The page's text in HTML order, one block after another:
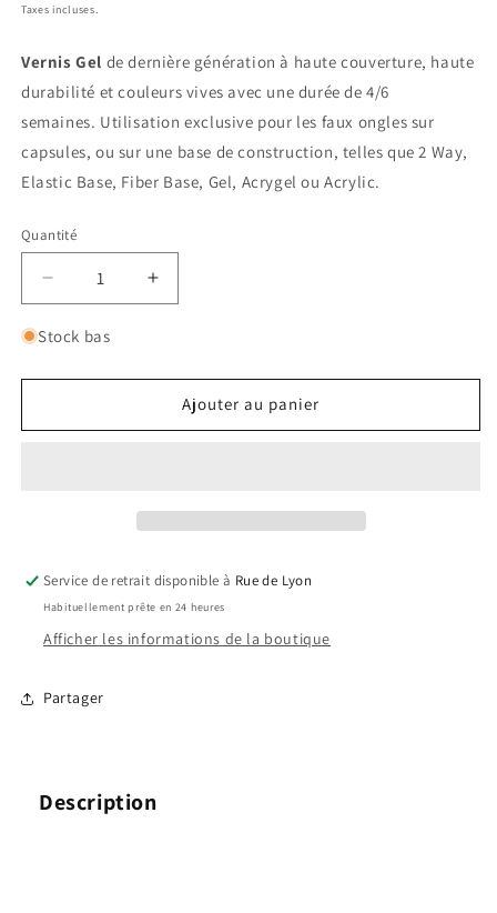
habituel
Taxes incluses.
Vernis Gel de dernière génération à haute couverture, haute
durabilité et couleurs vives avec une durée de 4/6
semaines. Utilisation exclusive pour les faux ongles sur
capsules, ou sur une base de construction, telles que 2 Way,
Elastic Base, Fiber Base, Gel, Acrygel ou Acrylic.
Quantité
Réduire
la
quantité
Gel
-
Augmenter
la
Gel
Polish
-
Stock bas
Ajouter au panier
Service de retrait disponible à Rue de Lyon
Habituellement prête en 24 heures
Afficher les informations de la boutique
Partager
Description